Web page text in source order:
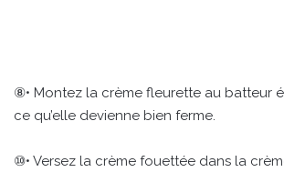
⑧• Montez la crème fleurette au batteur
ce qu’elle devienne bien ferme.
⑩• Versez la crème fouettée dans la